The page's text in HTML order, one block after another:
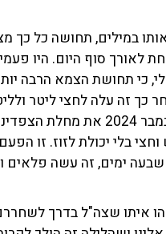
במילים, תחושה כל כך
לאורך סוף היום. היו
כי תחושת הצמא הרבה
כך זה עלה לחצי ליטר
בלי יכולת לזוז. זו
שבעה ימים, זה עשה
איתו שצה"ל בדרך